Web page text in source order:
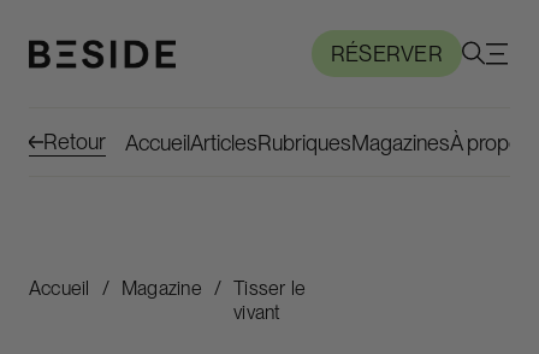
RÉSERVER
Retour AccueilArticlesRubriquesMagazinesÀ propos
Accueil / Magazine / Tisser le
vivant